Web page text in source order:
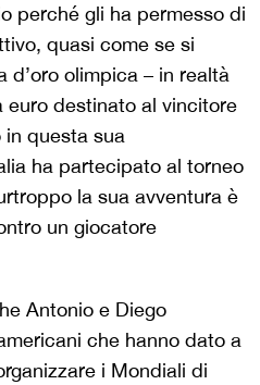
perché gli ha permesso di
quasi come se si
olimpica – in realtà
euro destinato al vincitore
questa sua
ha partecipato al torneo
la sua avventura è
un giocatore
Antonio e Diego
che hanno dato a
i Mondiali di